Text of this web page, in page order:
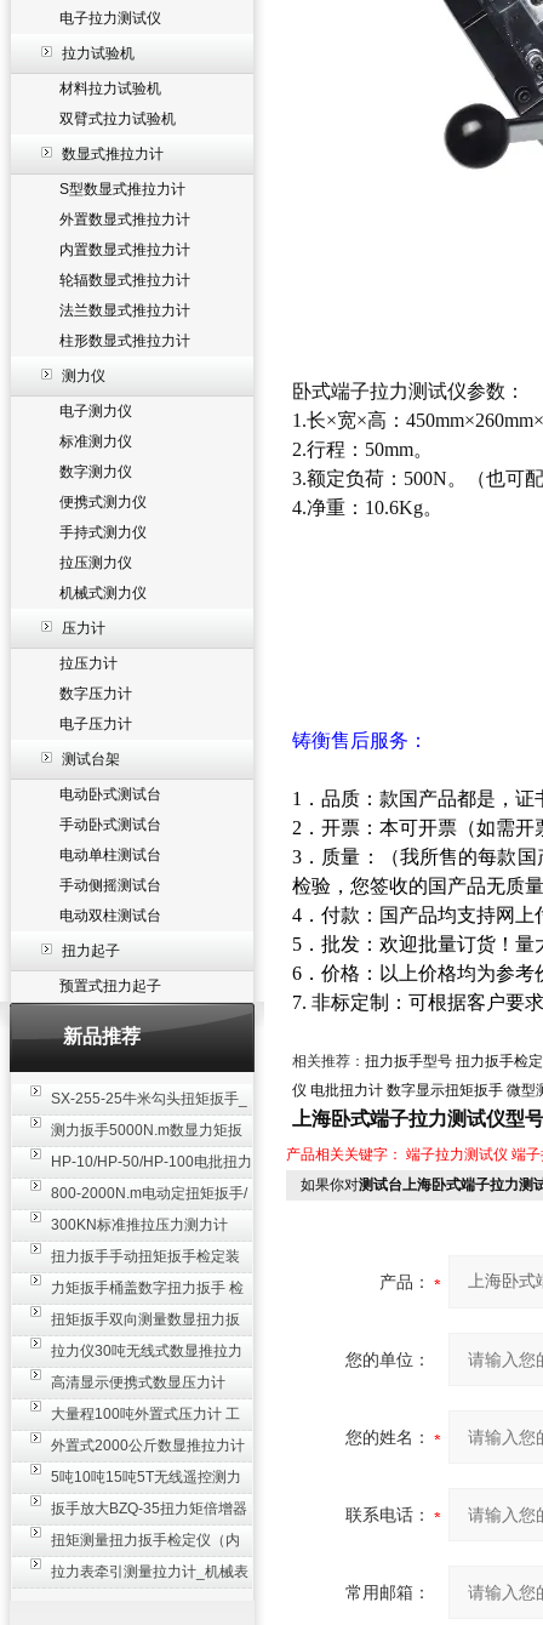
电子拉力测试仪
拉力试验机
材料拉力试验机
双臂式拉力试验机
数显式推拉力计
S型数显式推拉力计
外置数显式推拉力计
内置数显式推拉力计
轮辐数显式推拉力计
法兰数显式推拉力计
柱形数显式推拉力计
测力仪
电子测力仪
标准测力仪
数字测力仪
便携式测力仪
手持式测力仪
拉压测力仪
机械式测力仪
压力计
拉压力计
数字压力计
电子压力计
测试台架
电动卧式测试台
手动卧式测试台
电动单柱测试台
手动侧摇测试台
电动双柱测试台
扭力起子
预置式扭力起子
新品推荐
SX-255-25牛米勾头扭矩扳手_
螺栓紧固扭力扳手
测力扳手5000N.m数显力矩扳
手 非标扭力扳手工业级
HP-10/HP-50/HP-100电批扭力
测试仪,测量仪
800-2000N.m电动定扭矩扳手/
扭矩电动扳手
300KN标准推拉压力测力计
_0.3级数显压力仪
扭力扳手手动扭矩扳手检定装
置 50-100N扳手测量仪器
力矩扳手桶盖数字扭力扳手 检
测瓶盖拧紧扭矩工具
扭矩扳手双向测量数显扭力扳
手 2000N,m力矩扳手价格
拉力仪30吨无线式数显推拉力
计 数字显示测力计80T
高清显示便携式数显压力计
300N500n_手持电子测力计
大量程100吨外置式压力计 工
业用数显测力计价格
外置式2000公斤数显推拉力计
_数字拉力压力测试仪
5吨10吨15吨5T无线遥控测力
计_带遥控电子拉力计数显式
扳手放大BZQ-35扭力矩倍增器
_3500牛米扭力倍力器仪
扭矩测量扭力扳手检定仪（内
置打印） 扭矩检验仪器
拉力表牵引测量拉力计_机械表
卧式端子拉力测试仪参数：
1.长×宽×高：
2.行程：50mm。
3.额定负荷：500N。（也可
4.净重：10.6Kg。
铸衡售后服务：
1．品质：款国产品都是，证
2．开票：本可开票（如需
3．质量：（我所售的每款
检验，您签收的国产品无质
4．付款：国产品均支持网
5．批发：欢迎批量订货！量
6．价格：以上价格均为参
7. 非标定制：可根据客户要
相关推荐： 扭力扳手型号 扭力扳手检
仪 电批扭力计 数字显示扭矩扳手 微型
上海卧式端子拉力测试仪型
产品相关关键字： 端子拉力测试仪 端
如果你对测试台上海卧式端子拉力测
产品：
您的单位：
您的姓名：
联系电话：
常用邮箱：